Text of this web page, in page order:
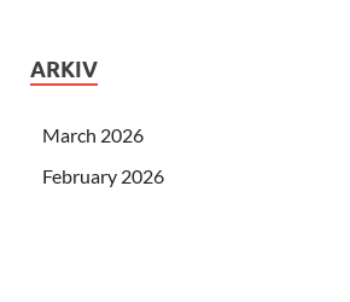
ARKIV
March 2026
February 2026